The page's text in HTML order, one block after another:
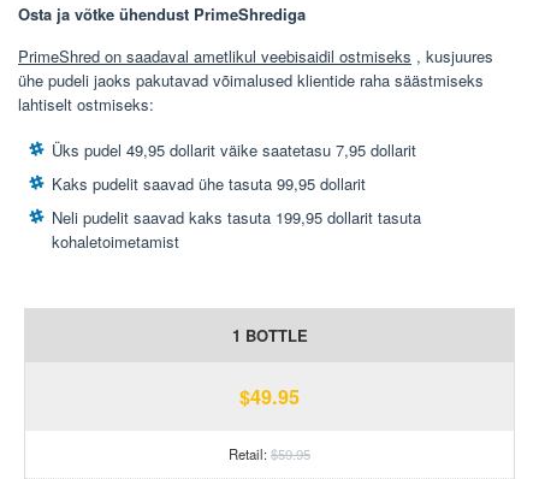
Osta ja võtke ühendust PrimeShrediga
PrimeShred on saadaval ametlikul veebisaidil ostmiseks , kusjuures
ühe pudeli jaoks pakutavad võimalused klientide raha säästmiseks
lahtiselt ostmiseks:
Üks pudel 49,95 dollarit väike saatetasu 7,95 dollarit
Kaks pudelit saavad ühe tasuta 99,95 dollarit
Neli pudelit saavad kaks tasuta 199,95 dollarit tasuta
kohaletoimetamist
1 BOTTLE
$49.95
Retail:$59.95